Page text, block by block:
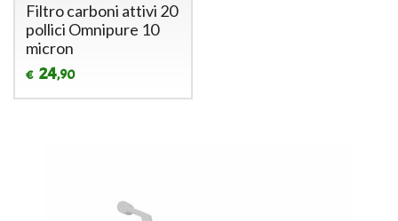
Filtro carboni attivi 20
pollici Omnipure 10
micron
€ 24,90